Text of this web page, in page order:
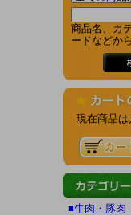
商品名、カ
ードなどか
現在商品
■牛肉・豚